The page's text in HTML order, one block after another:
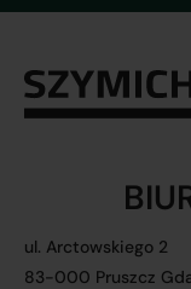
ul. Arctowskiego 2
83-000 Pruszcz